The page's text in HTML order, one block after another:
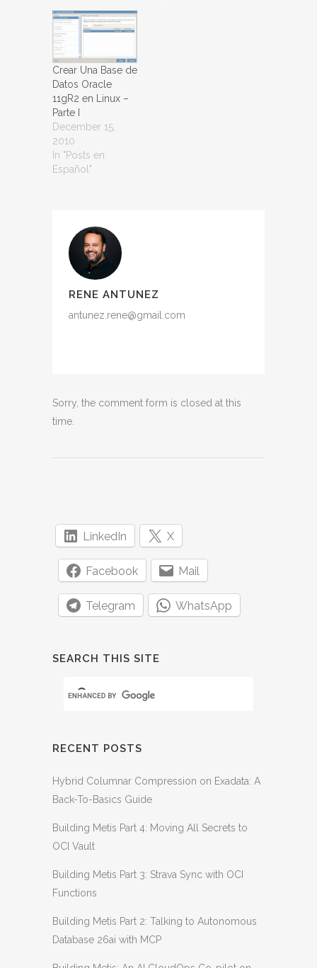
valores
disponibles en la
documentacion
oficial de Oracle
disponible en
este enlace.Si no
especifico que
vamos a usar otro
usuario, todos los
comando
mencionados son
con el
Crear Una Base de
Datos Oracle
11gR2 en Linux –
Parte I
December 15,
2010
In "Posts en
Español"
RENE ANTUNEZ
antunez.rene@gmail.com
Sorry, the comment form is closed at this
time.
LinkedIn X
Facebook Mail
Telegram WhatsApp
SEARCH THIS SITE
RECENT POSTS
Hybrid Columnar Compression on Exadata: A
Back-To-Basics Guide
Building Metis Part 4: Moving All Secrets to
OCI Vault
Building Metis Part 3: Strava Sync with OCI
Functions
Building Metis Part 2: Talking to Autonomous
Database 26ai with MCP